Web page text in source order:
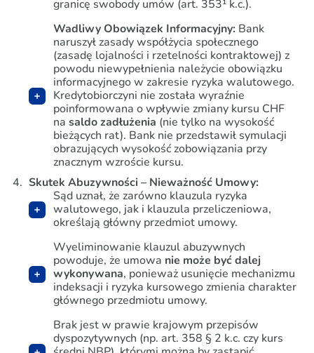
granicę swobody umów (art. 353¹ k.c.).
Wadliwy Obowiązek Informacyjny: Bank
naruszył zasady współżycia społecznego
(zasadę lojalności i rzetelności kontraktowej) z
powodu niewypełnienia należycie obowiązku
informacyjnego w zakresie ryzyka walutowego.
Kredytobiorczyni nie została wyraźnie
poinformowana o wpływie zmiany kursu CHF
nasaldo zadłużenia (nie tylko na wysokość
bieżących rat). Bank nie przedstawił symulacji
obrazujących wysokość zobowiązania przy
znacznym wzroście kursu.
Skutek Abuzywności – Nieważność Umowy:
Sąd uznał, że zarówno klauzula ryzyka
walutowego, jak i klauzula przeliczeniowa,
określają główny przedmiot umowy.
Wyeliminowanie klauzul abuzywnych
powoduje, że umowa nie może być dalej
wykonywana, ponieważ usunięcie mechanizmu
indeksacji i ryzyka kursowego zmienia charakter
głównego przedmiotu umowy.
Brak jest w prawie krajowym przepisów
dyspozytywnych (np. art. 358 § 2 k.c. czy kurs